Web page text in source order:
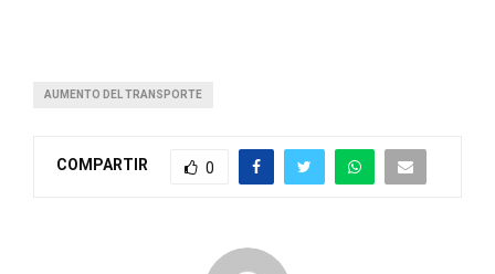
AUMENTO DEL TRANSPORTE
COMPARTIR 0